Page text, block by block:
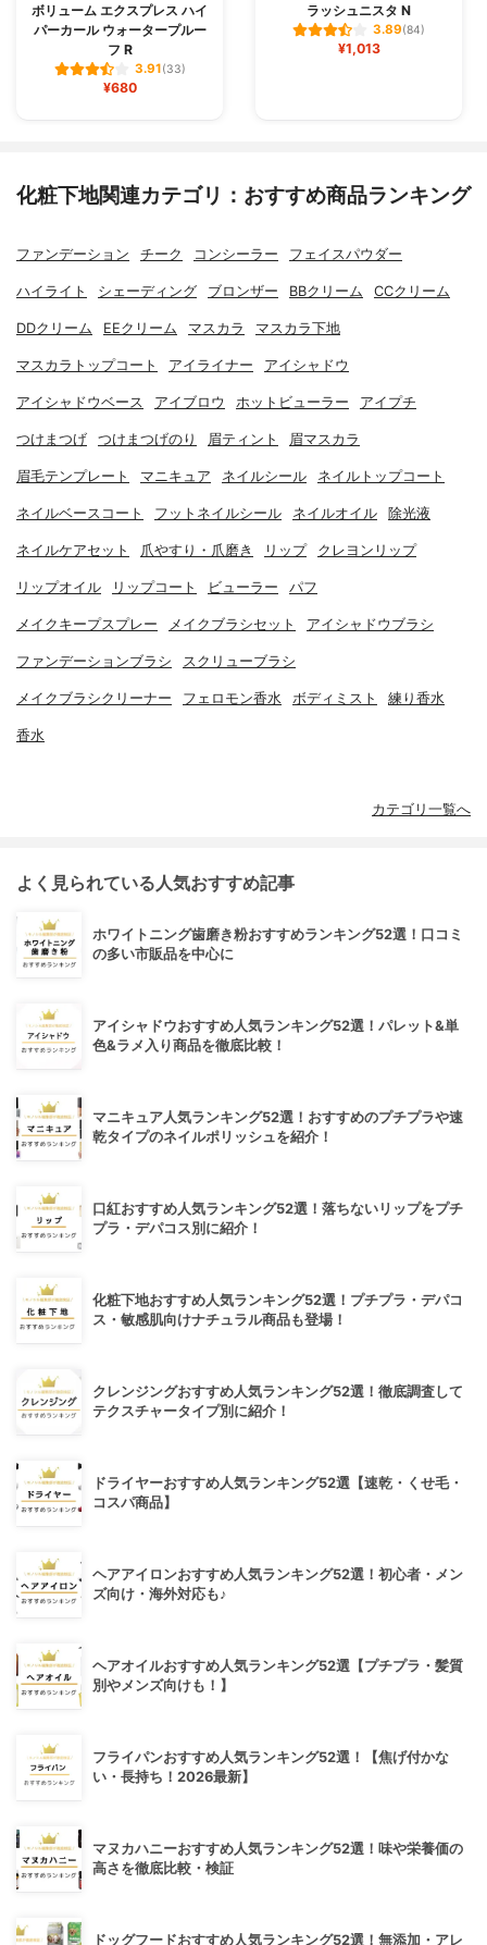
ボリューム エクスプレス ハイ
パーカール ウォータープルー
フ R
3.91(33)
¥680
ラッシュニスタ N
3.89(84)
¥1,013
化粧下地関連カテゴリ：おすすめ商品ランキング
ファンデーション チーク コンシーラー フェイスパウダー
ハイライト シェーディング ブロンザー BBクリーム CCクリーム
DDクリーム EEクリーム マスカラ マスカラ下地
マスカラトップコート アイライナー アイシャドウ
アイシャドウベース アイブロウ ホットビューラー アイプチ
つけまつげ つけまつげのり 眉ティント 眉マスカラ
眉毛テンプレート マニキュア ネイルシール ネイルトップコート
ネイルベースコート フットネイルシール ネイルオイル 除光液
ネイルケアセット 爪やすり・爪磨き リップ クレヨンリップ
リップオイル リップコート ビューラー パフ
メイクキープスプレー メイクブラシセット アイシャドウブラシ
ファンデーションブラシ スクリューブラシ
メイクブラシクリーナー フェロモン香水 ボディミスト 練り香水
香水
カテゴリ一覧へ
よく見られている人気おすすめ記事
ホワイトニング歯磨き粉おすすめランキング52選！口コミ
の多い市販品を中心に
アイシャドウおすすめ人気ランキング52選！パレット&単
色&ラメ入り商品を徹底比較！
マニキュア人気ランキング52選！おすすめのプチプラや速
乾タイプのネイルポリッシュを紹介！
口紅おすすめ人気ランキング52選！落ちないリップをプチ
プラ・デパコス別に紹介！
化粧下地おすすめ人気ランキング52選！プチプラ・デパコ
ス・敏感肌向けナチュラル商品も登場！
クレンジングおすすめ人気ランキング52選！徹底調査して
テクスチャータイプ別に紹介！
ドライヤーおすすめ人気ランキング52選【速乾・くせ毛・
コスパ商品】
ヘアアイロンおすすめ人気ランキング52選！初心者・メン
ズ向け・海外対応も♪
ヘアオイルおすすめ人気ランキング52選【プチプラ・髪質
別やメンズ向けも！】
フライパンおすすめ人気ランキング52選！【焦げ付かな
い・長持ち！2026最新】
マヌカハニーおすすめ人気ランキング52選！味や栄養価の
高さを徹底比較・検証
ドッグフードおすすめ人気ランキング52選！無添加・アレ